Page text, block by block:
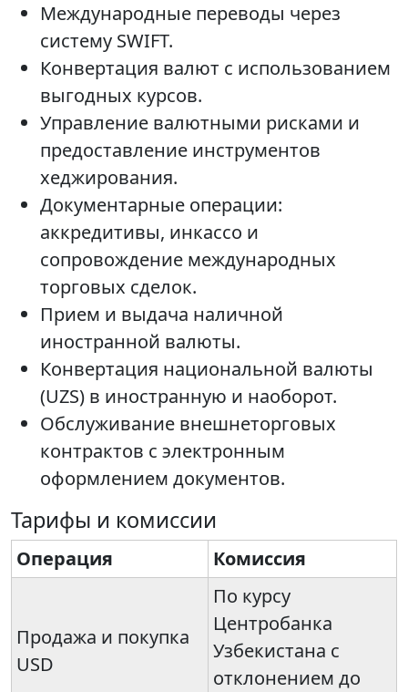
Международные переводы через
систему SWIFT.
Конвертация валют с использованием
выгодных курсов.
Управление валютными рисками и
предоставление инструментов
хеджирования.
Документарные операции:
аккредитивы, инкассо и
сопровождение международных
торговых сделок.
Прием и выдача наличной
иностранной валюты.
Конвертация национальной валюты
(UZS) в иностранную и наоборот.
Обслуживание внешнеторговых
контрактов с электронным
оформлением документов.
Тарифы и комиссии
Операция Комиссия
Продажа и покупка
USD
По курсу
Центробанка
Узбекистана с
отклонением до